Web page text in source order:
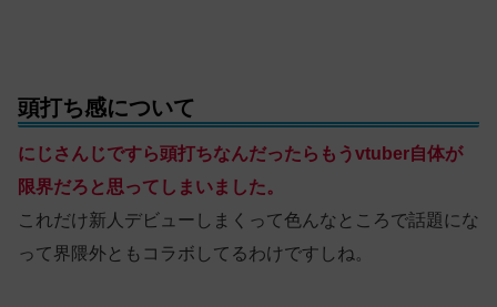
頭打ち感について
にじさんじですら頭打ちなんだったらもうvtuber自体が
限界だろと思ってしまいました。
これだけ新人デビューしまくって色んなところで話題にな
って界隈外ともコラボしてるわけですしね。